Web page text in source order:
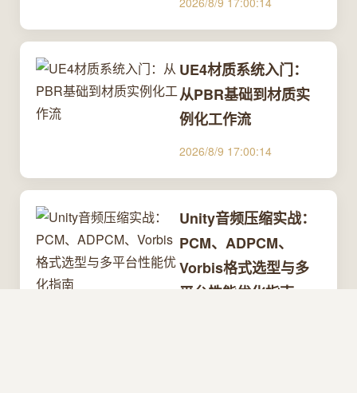
UE4材质系统入门：
从PBR基础到材质实
例化工作流
2026/8/9 17:00:14
Unity音频压缩实战：
PCM、ADPCM、
Vorbis格式选型与多
平台性能优化指南